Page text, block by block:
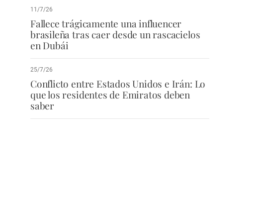
11/7/26
Fallece trágicamente una influencer
brasileña tras caer desde un rascacielos
en Dubái
25/7/26
Conflicto entre Estados Unidos e Irán: Lo
que los residentes de Emiratos deben
saber